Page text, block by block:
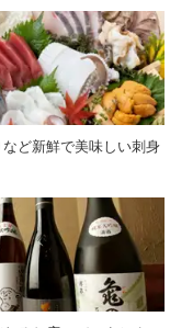
ど新鮮で美味しい刺身